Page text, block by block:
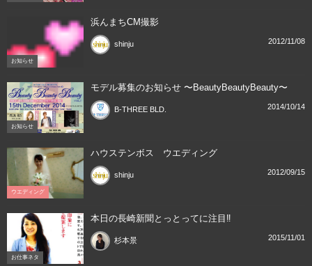
お知らせ
浜んまちCM撮影
shinju 2012/11/08
お知らせ
モデル募集のお知らせ 〜BeautyBeautyBeauty〜
B-THREE BLD. 2014/10/14
ウエディング
ハウステンボス ウエディング
shinju 2012/09/15
お仕事ネタ
本日の長崎新聞とっとってに注目‼︎
杉本景 2015/11/01